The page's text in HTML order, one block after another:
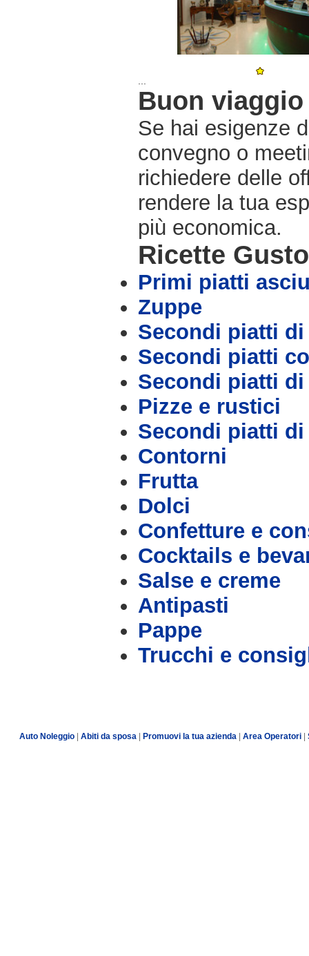
Buon viaggio
Se hai esigenze
convegno o
richiedere delle
rendere la tua
più economica.
Ricette
Primi piatti
Zuppe
Secondi piatti di
Secondi piatti
Secondi piatti
Pizze e rustici
Secondi piatti di
Contorni
Frutta
Dolci
Confetture e
Cocktails e
Salse e creme
Antipasti
Pappe
Trucchi e
Auto Noleggio Abiti da sposa Promuovi la tua azienda Area Operatori